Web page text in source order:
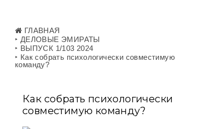
ГЛАВНАЯ
‣ ДЕЛОВЫЕ ЭМИРАТЫ
‣ ВЫПУСК 1/103 2024
‣ Как собрать психологически совместимую
команду?
Как собрать психологически
совместимую команду?